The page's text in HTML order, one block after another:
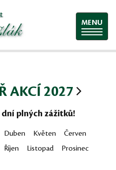
MENU
AKCÍ 2027
plných zážitků!
Duben Květen
Červen
Říjen Listopad Prosinec